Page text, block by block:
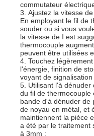
commutateur
3. Ajustez la vitesse
En employant le fil de
souder ou si vous
la vitesse de Ⅰ est
thermocouple
peuvent être utilisées
4. Touchez
l'énergie, finition de
voyant de
5. Utilisant l'à dénuder
du fil de thermocouple
bande d'à dénuder de
de noyau en métal, et
maintiennent la pièce
a été par le traitement
à 3mm ;